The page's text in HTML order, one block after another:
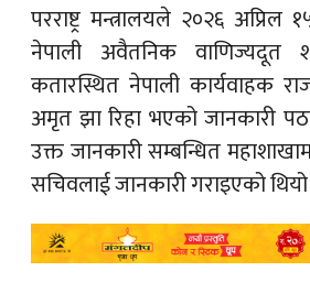
परराष्ट्र मन्त्रालयले २०२६ अप्रिल
नेपाली अवैतनिक वाणिज्यदूत
कतारस्थित नेपाली कार्यवाहक
अमृत झा रिहा भएको जानकारी
उक्त जानकारी सम्बन्धित
सचिवलाई जानकारी गराइएको थियो